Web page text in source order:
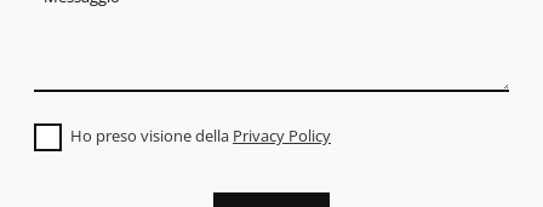
Ho preso visione della Privacy Policy